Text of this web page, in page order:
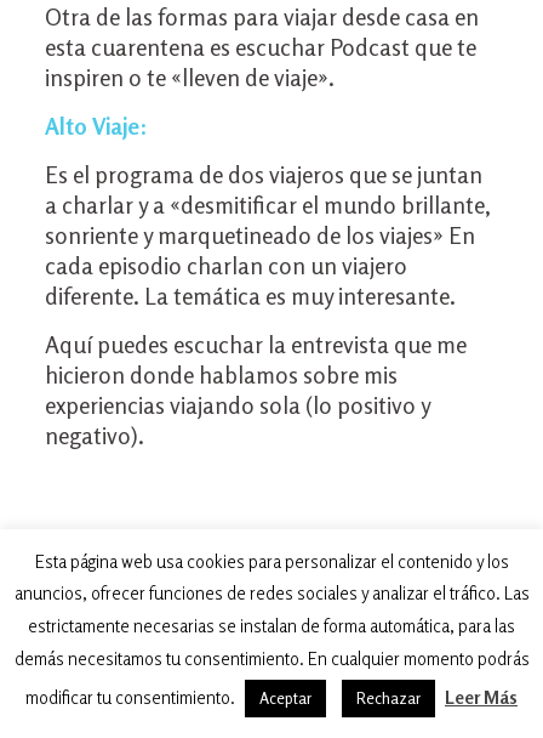
Otra de las formas para viajar desde casa en
esta cuarentena es escuchar Podcast que te
inspiren o te «lleven de viaje».
Alto Viaje:
Es el programa de dos viajeros que se juntan
a charlar y a «desmitificar el mundo brillante,
sonriente y marquetineado de los viajes» En
cada episodio charlan con un viajero
diferente. La temática es muy interesante.
Aquí puedes escuchar la entrevista que me
hicieron donde hablamos sobre mis
experiencias viajando sola (lo positivo y
negativo).
Esta página web usa cookies para personalizar el contenido y los
anuncios, ofrecer funciones de redes sociales y analizar el tráfico. Las
estrictamente necesarias se instalan de forma automática, para las
demás necesitamos tu consentimiento. En cualquier momento podrás
modificar tu consentimiento.
Aceptar Rechazar Leer Más